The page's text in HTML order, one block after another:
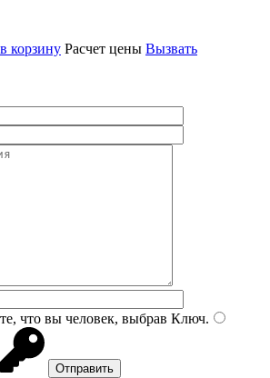
корзину Расчет цены Вызвать
что вы человек, выбрав Ключ.